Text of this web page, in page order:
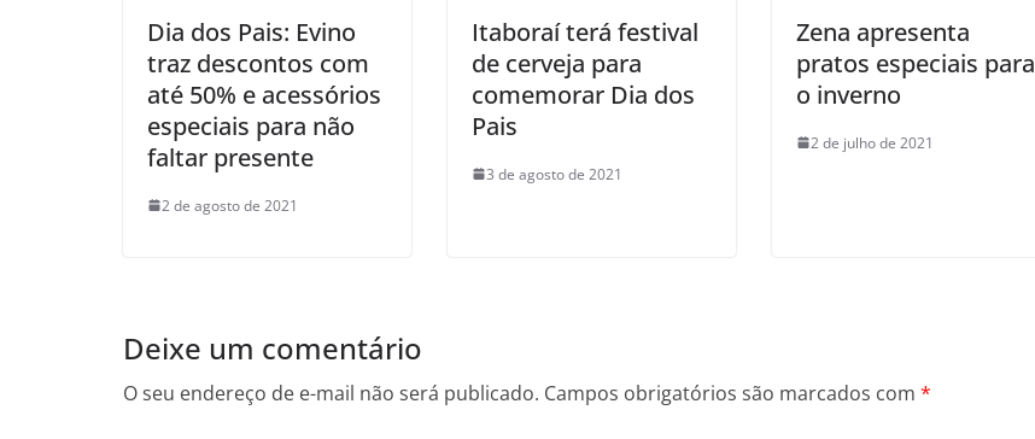
Dia dos Pais: Evino
traz descontos com
até 50% e acessórios
especiais para não
faltar presente
2 de agosto de 2021
Itaboraí terá festival
de cerveja para
comemorar Dia dos
Pais
3 de agosto de 2021
Zena apresenta
pratos especiais para
o inverno
2 de julho de 2021
Deixe um comentário
O seu endereço de e-mail não será publicado. Campos obrigatórios são marcados com *